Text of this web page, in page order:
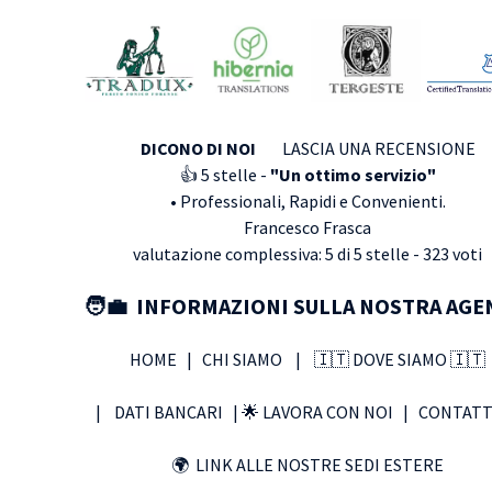
DICONO DI NOI
LASCIA UNA RECENSIONE
👍 5 stelle - "Un ottimo servizio"
• Professionali, Rapidi e Convenienti.
Francesco Frasca
valutazione complessiva: 5 di5 stelle - 323 voti
🧑‍💼 INFORMAZIONI SULLA NOSTRA
HOME | CHI SIAMO | 🇮🇹 DOVE SIAMO 🇮🇹
| DATI BANCARI | 🌟 LAVORA CON NOI |
🌍 LINK ALLE NOSTRE SEDI ESTERE